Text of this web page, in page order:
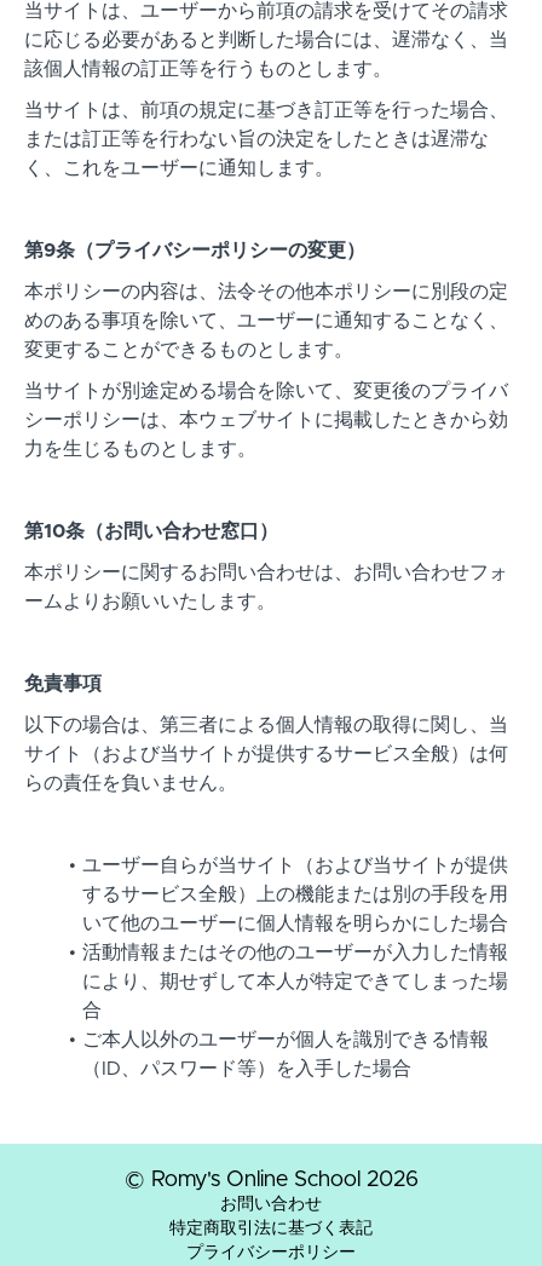
当サイトは、ユーザーから前項の請求を受けてその請求
に応じる必要があると判断した場合には、遅滞なく、当
該個人情報の訂正等を行うものとします。
当サイトは、前項の規定に基づき訂正等を行った場合、
または訂正等を行わない旨の決定をしたときは遅滞な
く、これをユーザーに通知します。
第9条（プライバシーポリシーの変更）
本ポリシーの内容は、法令その他本ポリシーに別段の定
めのある事項を除いて、ユーザーに通知することなく、
変更することができるものとします。
当サイトが別途定める場合を除いて、変更後のプライバ
シーポリシーは、本ウェブサイトに掲載したときから効
力を生じるものとします。
第10条（お問い合わせ窓口）
本ポリシーに関するお問い合わせは、お問い合わせフォ
ームよりお願いいたします。
免責事項
以下の場合は、第三者による個人情報の取得に関し、当
サイト（および当サイトが提供するサービス全般）は何
らの責任を負いません。
ユーザー自らが当サイト（および当サイトが提供
するサービス全般）上の機能または別の手段を用
いて他のユーザーに個人情報を明らかにした場合
活動情報またはその他のユーザーが入力した情報
により、期せずして本人が特定できてしまった場
合
ご本人以外のユーザーが個人を識別できる情報
（ID、パスワード等）を入手した場合
© Romy's Online School 2026
お問い合わせ
特定商取引法に基づく表記
プライバシーポリシー